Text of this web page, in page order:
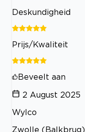
Deskundigheid
Prijs/Kwaliteit
Beveelt aan
2 August 2025
Wylco
Zwolle (Balkbrug)